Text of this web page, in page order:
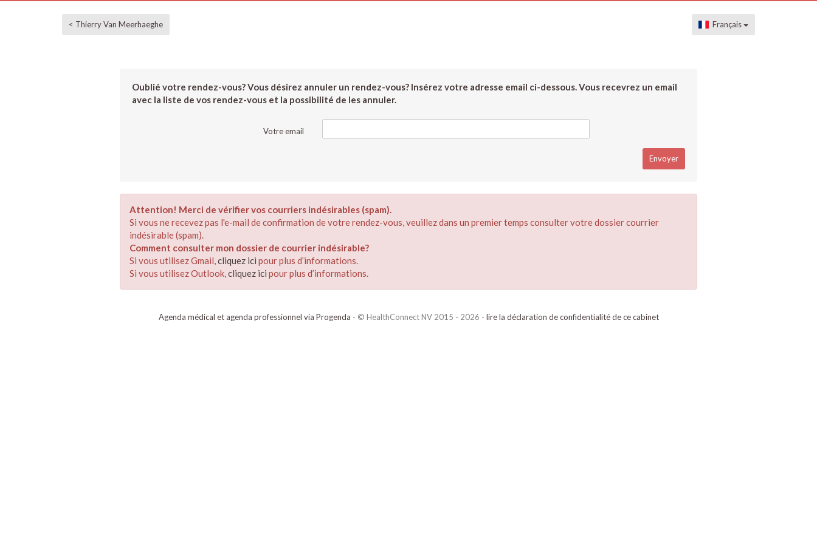
< Thierry Van Meerhaeghe Français
Oublié votre rendez-vous? Vous désirez annuler un rendez-vous? Insérez votre adresse email ci-dessous. Vous recevrez un email
avec la liste de vos rendez-vous et la possibilité de les annuler.
Votre email
Attention! Merci de vérifier vos courriers indésirables (spam).
Si vous ne recevez pas l'e-mail de confirmation de votre rendez-vous, veuillez dans un premier temps consulter votre dossier courrier
indésirable (spam).
Comment consulter mon dossier de courrier indésirable?
Si vous utilisez Gmail,cliquez ici pour plus d’informations.
Si vous utilisez Outlook,cliquez ici pour plus d’informations.
Agenda médical et agenda professionnel via Progenda - © HealthConnect NV 2015 - 2026 - lire la déclaration de confidentialité de ce cabinet